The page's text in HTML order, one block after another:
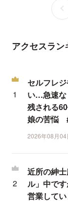
アクセスラン
セルフレ
い…急速な
残される
娘の苦悩
2026年08月04
近所の紳
ル」中で
営業して